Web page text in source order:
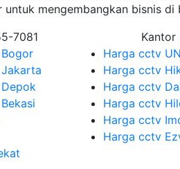
mengembangkan bisnis
7081 Kantor
Harga cctv
Harga cctv
Harga cctv
Harga cctv
Harga cctv
Harga cctv